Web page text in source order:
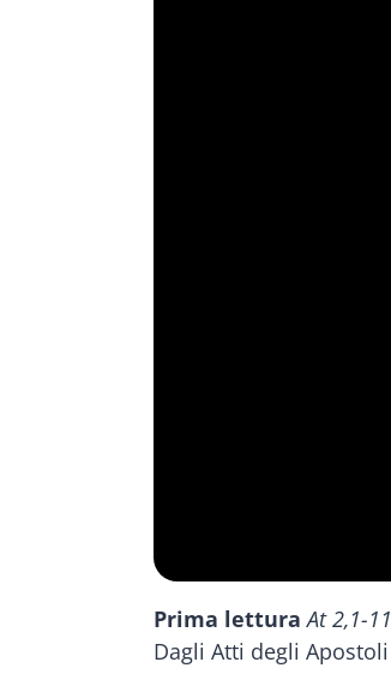
Prima letturaAt 2,1-11
Dagli Atti degli Apostoli